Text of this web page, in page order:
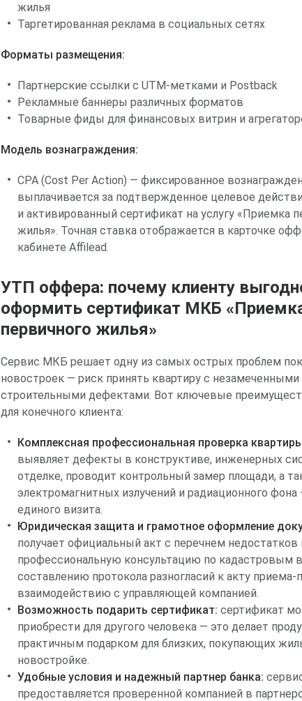
жилья
Таргетированная реклама в социальных сетях
Форматы размещения:
Партнерские ссылки с UTM-метками и Postback
Рекламные баннеры различных форматов
Товарные фиды для финансовых витрин и
Модель вознаграждения:
CPA (Cost Per Action) — фиксированное
выплачивается за подтвержденное целевое
и активированный сертификат на услугу «Приемка
жилья». Точная ставка отображается в карточке
кабинете Affilead.
УТП оффера: почему клиенту
оформить сертификат МКБ
первичного жилья»
Сервис МКБ решает одну из самых острых проблем
новостроек — риск принять квартиру с незамеченными
строительными дефектами. Вот ключевые
для конечного клиента:
Комплексная профессиональная проверка
выявляет дефекты в конструктиве, инженерных
отделке, проводит контрольный замер площади, а
электромагнитных излучений и радиационного
единого визита.
Юридическая защита и грамотное оформление
получает официальный акт с перечнем недостатков
профессиональную консультацию по кадастровым
составлению протокола разногласий к акту приема-
взаимодействию с управляющей компанией.
Возможность подарить сертификат: сертификат
приобрести для другого человека — это делает
практичным подарком для близких, покупающих
новостройке.
Удобные условия и надежный партнер банка:
предоставляется проверенной компанией в